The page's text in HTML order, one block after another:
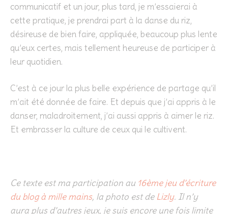
communicatif et un jour, plus tard, je m’essaierai à
cette pratique, je prendrai part à la danse du riz,
désireuse de bien faire, appliquée, beaucoup plus lente
qu’eux certes, mais tellement heureuse de participer à
leur quotidien.
C’est à ce jour la plus belle expérience de partage qu’il
m’ait été donnée de faire. Et depuis que j’ai appris à le
danser, maladroitement, j’ai aussi appris à aimer le riz.
Et embrasser la culture de ceux qui le cultivent.
Ce texte est ma participation au 16ème jeu d’écriture
du blog à mille mains, la photo est de Lizly. Il n’y
aura plus d’autres jeux, je suis encore une fois limite